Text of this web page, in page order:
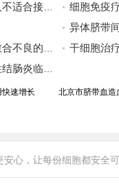
免疫治疗）
细胞免疫
异体脐带间充
临床研究
干细胞治
临床研究
速增长 北京市脐带血造
安心，让每份细胞都安全